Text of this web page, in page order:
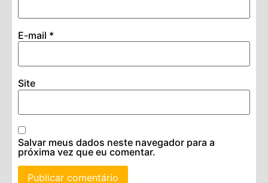
E-mail *
Site
Salvar meus dados neste navegador para a
próxima vez que eu comentar.